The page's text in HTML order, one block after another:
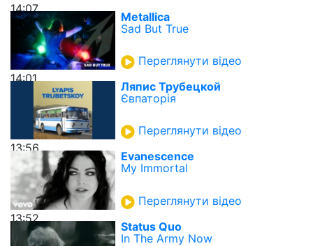
14:07
14:01
Metallica
Sad But True
Переглянути відео
13:56
Ляпис Трубецкой
Євпаторія
Переглянути відео
13:52
Evanescence
My Immortal
Переглянути відео
Status Quo
In The Army Now